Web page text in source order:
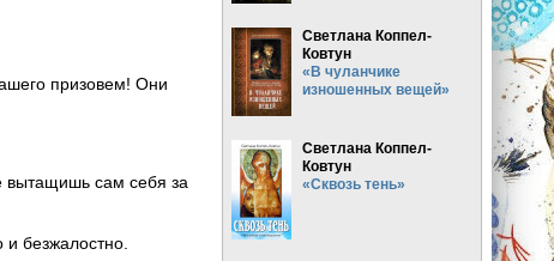
призовем! Они
вытащишь сам себя за
и безжалостно.
Светлана Коппел-
Ковтун
«В чуланчике
изношенных вещей»
Светлана Коппел-
Ковтун
«Сквозь тень»